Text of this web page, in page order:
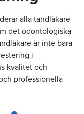
alla tandläkare
det odontologiska
är inte bara
i
kvalitet och
professionella